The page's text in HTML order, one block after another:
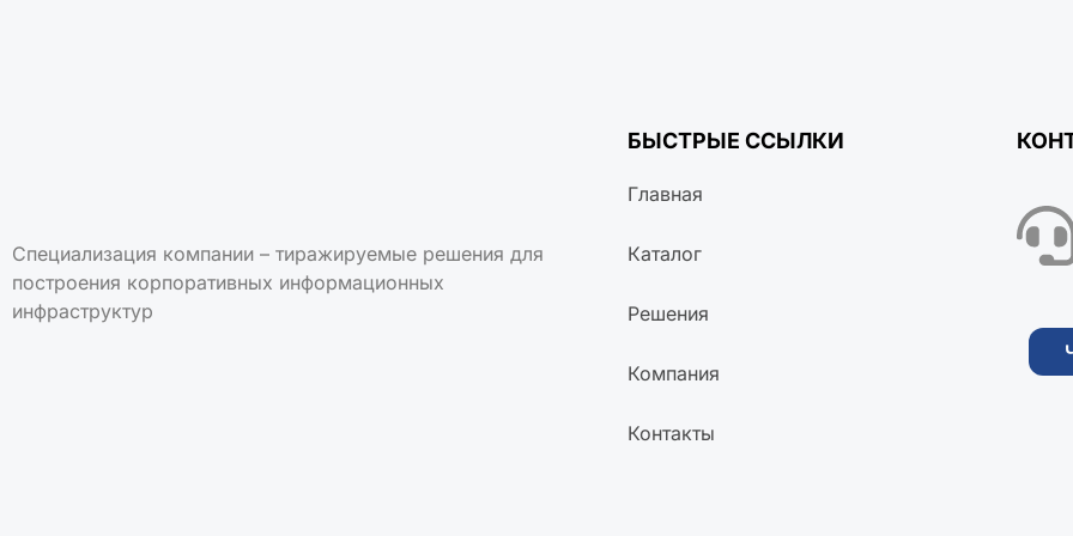
Специализация компании – тиражируемые решения для
построения корпоративных информационных
инфраструктур
БЫСТРЫЕ ССЫЛКИ
Главная
Каталог
Решения
Компания
Контакты